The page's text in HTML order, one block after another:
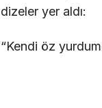
dizeler yer aldı:
“Kendi öz